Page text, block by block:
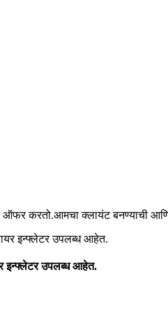
ऑफर करतो.आमचा क्लायंट बनण्याची
इन्फ्लेटर उपलब्ध आहेत.